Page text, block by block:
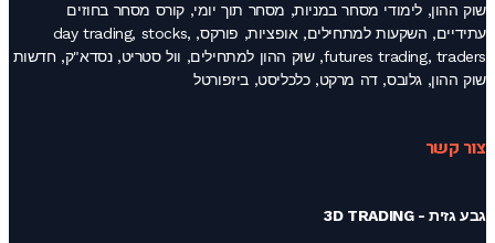
שוק ההון, לימודי מסחר במניות, מסחר תוך יומי, קורס מסחר בחוזים
עתידיים, השקעות למתחילים, אופציות, פורקס, day trading, stocks,
futures trading, traders, שוק ההון למתחילים, וול סטריט, נסדא"ק, חדשות
שוק ההון, גלובס, דה מרקט, כלכליסט, ביזפורטל
צור קשר
גבע גזית - 3D TRADING